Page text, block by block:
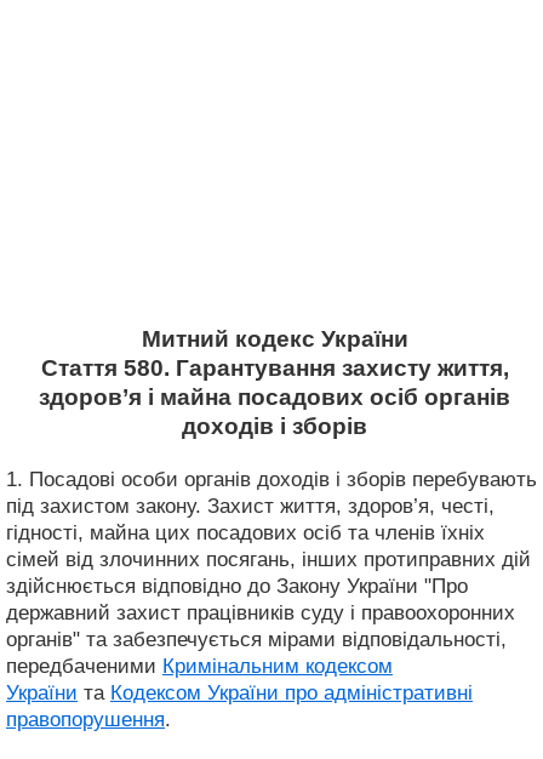
Митний кодекс України
Стаття 580. Гарантування захисту життя,
здоров’я і майна посадових осіб органів
доходів і зборів
1. Посадові особи органів доходів і зборів перебувають
під захистом закону. Захист життя, здоров’я, честі,
гідності, майна цих посадових осіб та членів їхніх
сімей від злочинних посягань, інших протиправних дій
здійснюється відповідно до Закону України "Про
державний захист працівників суду і правоохоронних
органів" та забезпечується мірами відповідальності,
передбаченими Кримінальним кодексом
України та Кодексом України про адміністративні
правопорушення.